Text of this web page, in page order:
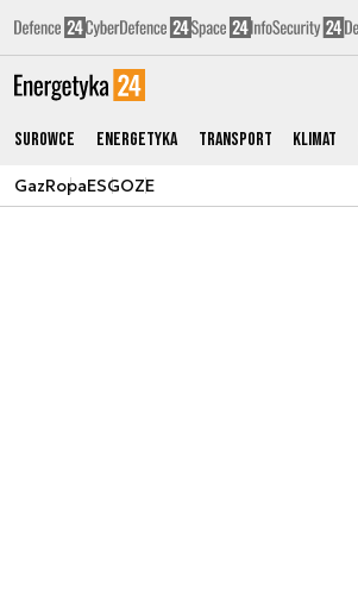
Surowce Energetyka Transport Klimat
GazRopaESGOZE